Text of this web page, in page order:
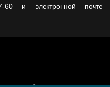
и электронной почте